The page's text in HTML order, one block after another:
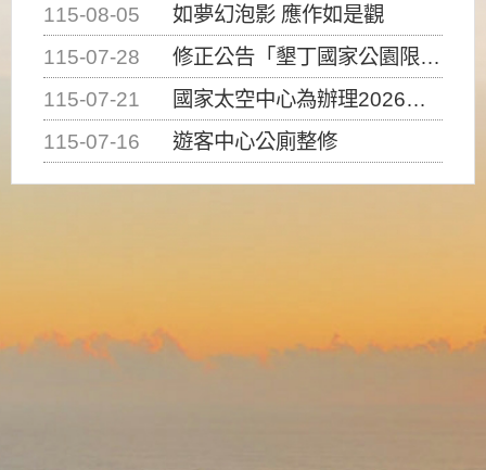
115-08-05
如夢幻泡影 應作如是觀
115-07-28
修正公告「墾丁國家公園限制水域遊憩活動之種類、範圍、時間及行為」，自即日生效。
115-07-21
國家太空中心為辦理2026台灣盃火箭競賽，陸、海、空域警戒及協調相關事宜，因颱風備案事宜
115-07-16
遊客中心公廁整修